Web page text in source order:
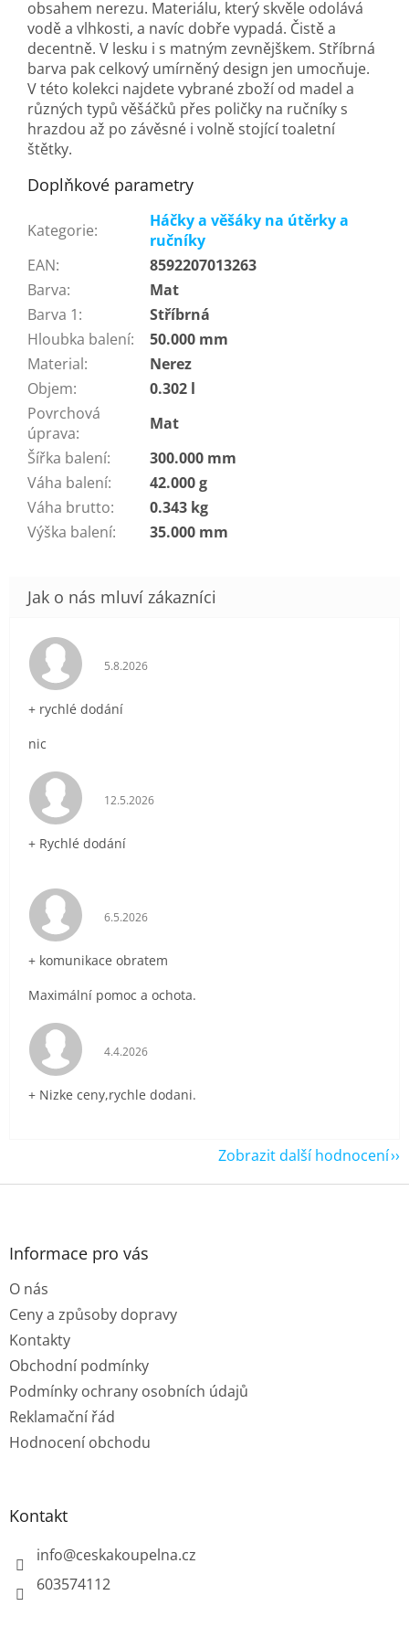
obsahem nerezu. Materiálu, který skvěle odolává
vodě a vlhkosti, a navíc dobře vypadá. Čistě a
decentně. V lesku i s matným zevnějškem. Stříbrná
barva pak celkový umírněný design jen umocňuje.
V této kolekci najdete vybrané zboží od madel a
různých typů věšáčků přes poličky na ručníky s
hrazdou až po závěsné i volně stojící toaletní
štětky.
Doplňkové parametry
Kategorie:
Háčky a věšáky na útěrky a
ručníky
EAN:
8592207013263
Barva:
Mat
Barva 1:
Stříbrná
Hloubka balení:
50.000 mm
Material:
Nerez
Objem:
0.302 l
Povrchová
úprava:
Mat
Šířka balení:
300.000 mm
Váha balení:
42.000 g
Váha brutto:
0.343 kg
Výška balení: 35.000 mm
Hodnocení obchodu je 5 z 5 hvězdiček.
5.8.2026
+ rychlé dodání
nic
Hodnocení obchodu je 5 z 5 hvězdiček.
12.5.2026
+ Rychlé dodání
Hodnocení obchodu je 5 z 5 hvězdiček.
6.5.2026
+ komunikace obratem
Maximální pomoc a ochota.
Hodnocení obchodu je 5 z 5 hvězdiček.
4.4.2026
+ Nizke ceny,rychle dodani.
Zobrazit další hodnocení
Z
Informace pro vás
O nás
Ceny a způsoby dopravy
Kontakty
Obchodní podmínky
Podmínky ochrany osobních údajů
Reklamační řád
Hodnocení obchodu
Kontakt
info@ceskakoupelna.cz
603574112